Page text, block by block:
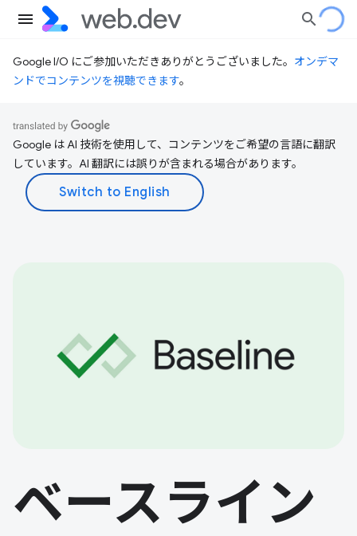
Google I/O にご参加いただきありがとうございました。 オンデマ
ンドでコンテンツを視聴できます。
Google は AI 技術を使用して、コンテンツをご希望の言語に翻訳
しています。AI 翻訳には誤りが含まれる場合があります。
ベースライン